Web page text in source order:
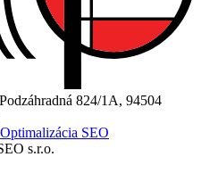
Podzáhradná 824/1A, 94504
Optimalizácia SEO
s.r.o.